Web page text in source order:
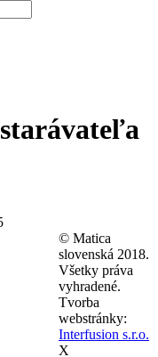
© Matica
slovenská 2018.
Všetky práva
vyhradené.
Tvorba
webstránky:
Interfusion s.r.o.
X